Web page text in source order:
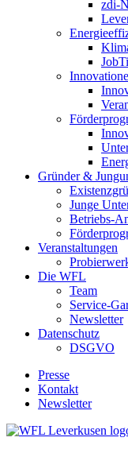
zdi-
Gründer &
Junge
Betriebs-
Veranstaltungen
Die WFL
Team
Service-
Newsletter
Datenschutz
DSGVO
Presse
Kontakt
Newsletter